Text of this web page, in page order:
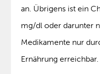
an. Übrigens ist ein
mg/dl oder darunter
Medikamente nur
Ernährung erreichbar.